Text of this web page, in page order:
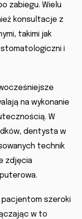
zabiegu. Wielu
konsultacje z
takimi jak
i
na wykonanie
W
dentysta w
technik
zdjęcia
pacjentom szeroki
w to